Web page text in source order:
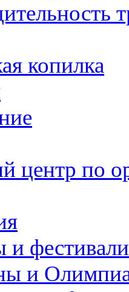
копилка
центр по
и фестивали
и